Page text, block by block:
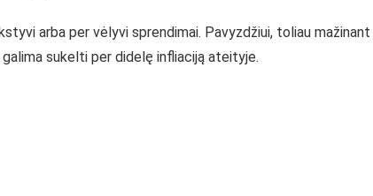
arba per vėlyvi sprendimai. Pavyzdžiui, toliau
sukelti per didelę infliaciją ateityje.